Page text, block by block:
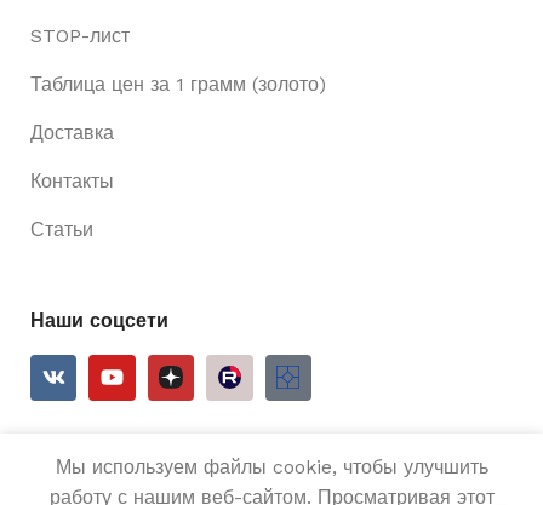
STOP-лист
Таблица цен за 1 грамм (золото)
Доставка
Контакты
Статьи
Наши соцсети
Ривьера 24 Все права защищены.
Мы используем файлы cookie, чтобы улучшить
работу с нашим веб-сайтом. Просматривая этот